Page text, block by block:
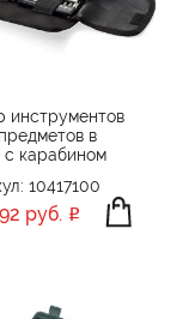
инструментов
в
с карабином
10417100
руб.